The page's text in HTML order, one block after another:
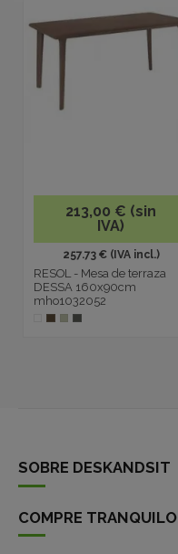
213,00 € (sin
IVA)
257.73 € (IVA incl.)
RESOL - Mesa de terraza
DESSA 160x90cm
mho1032052
SOBRE DESKANDSIT
COMPRE TRANQUILO